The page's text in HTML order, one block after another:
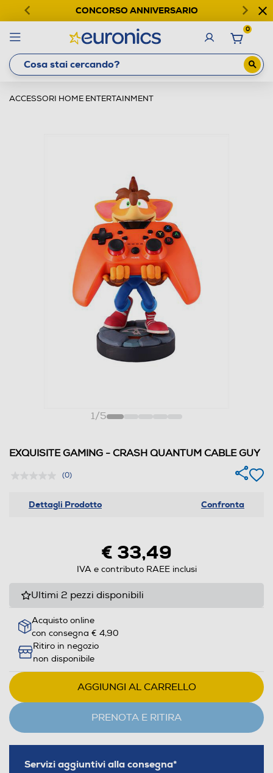
CONCORSO ANNIVERSARIO
0
ACCESSORI HOME ENTERTAINMENT
1/5
EXQUISITE GAMING - CRASH QUANTUM CABLE GUY
(0)
Dettagli Prodotto Confronta
€ 33,49
IVA e contributo RAEE inclusi
Ultimi 2 pezzi disponibili
Acquisto online
con consegna € 4,90
Ritiro in negozio
non disponibile
AGGIUNGI AL CARRELLO
PRENOTA E RITIRA
Servizi aggiuntivi alla consegna*